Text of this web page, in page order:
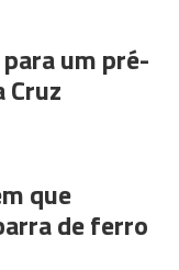
um pré-
que
de ferro